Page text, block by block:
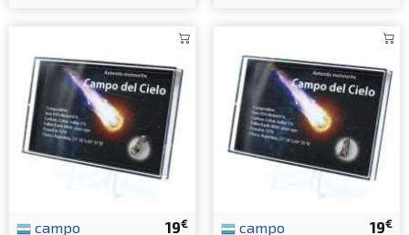
19€
campo 19€
campo